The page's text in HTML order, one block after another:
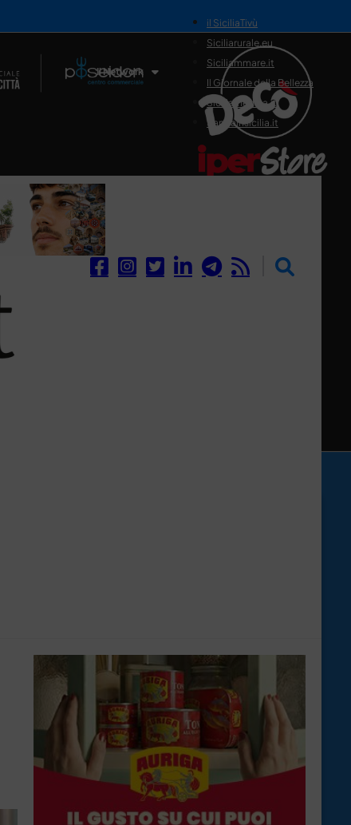
Il Network
il SiciliaTivù
Siciliarurale.eu
Siciliammare.it
Il Giornale della Bellezza
Siciliamedica.it
Sanitainsicilia.it